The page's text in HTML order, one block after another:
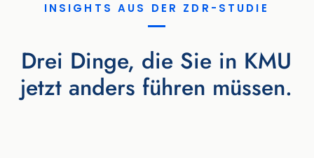
INSIGHTS AUS DER ZDR-STUDIE
Drei Dinge, die Sie in KMU
jetzt anders führen müssen.